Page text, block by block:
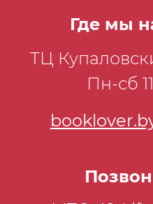
Где мы
ТЦ
Пн-сб